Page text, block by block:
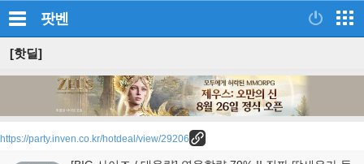
팟벤
[핫딜]
https://party.inven.co.kr/hotdeal/view/29206